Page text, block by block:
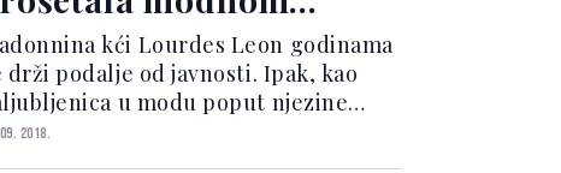
kći Lourdes Leon godinama
drži podalje od javnosti. Ipak, kao
u modu poput njezine
21-godišnja Lourdes već
2018.